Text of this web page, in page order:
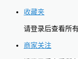
收藏夹
请登录后查看所
商家关注